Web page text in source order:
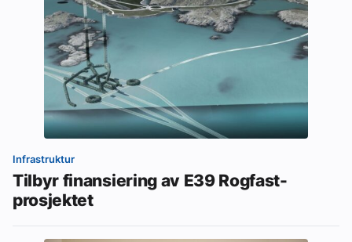
Infrastruktur
Tilbyr finansiering av E39 Rogfast-
prosjektet